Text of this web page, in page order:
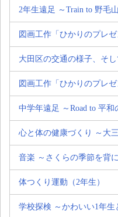
2年生遠足 ～Train to 野毛
図画工作「ひかりのプレゼ
大田区の交通の様子、そし
図画工作「ひかりのプレゼ
中学年遠足 ～Road to 平和
心と体の健康づくり ～大
音楽 ～さくらの季節を背に
体つくり運動（2年生）
学校探検 ～かわいい1年生